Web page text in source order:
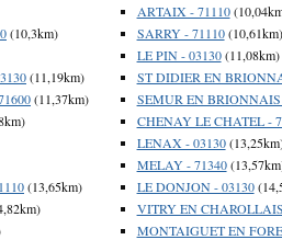
(10,3km)
(11,19km)
(11,37km)
(13,65km)
ARTAIX - 71110
SARRY - 71110(10,61km)
LE PIN - 03130(11,08km)
ST DIDIER EN
SEMUR EN BRIONNAIS
CHENAY LE CHATEL -
LENAX - 03130
MELAY - 71340
LE DONJON - 03130
VITRY EN
MONTAIGUET EN